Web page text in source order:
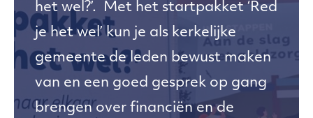
het wel?’. Met het startpakket ‘Red
je het wel’ kun je als kerkelijke
gemeente de leden bewust maken
van en een goed gesprek op gang
brengen over financiën en de